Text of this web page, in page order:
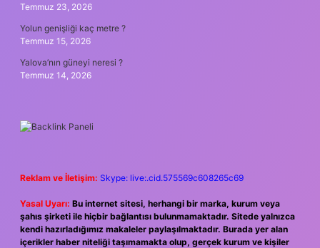
Temmuz 23, 2026
Yolun genişliği kaç metre ?
Temmuz 15, 2026
Yalova’nın güneyi neresi ?
Temmuz 14, 2026
Reklam ve İletişim: Skype: live:.cid.575569c608265c69
Yasal Uyarı: Bu internet sitesi, herhangi bir marka, kurum veya
şahıs şirketi ile hiçbir bağlantısı bulunmamaktadır. Sitede yalnızca
kendi hazırladığımız makaleler paylaşılmaktadır. Burada yer alan
içerikler haber niteliği taşımamakta olup, gerçek kurum ve kişiler